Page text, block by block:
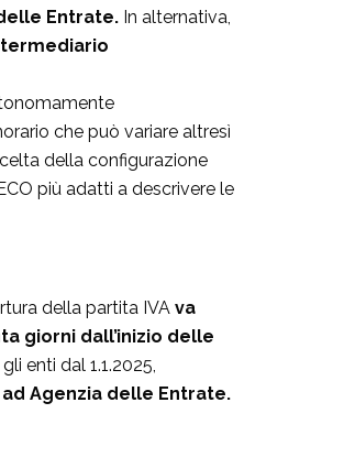
Entrate.In alternativa,
che può variare altresì
della configurazione
più adatti a descrivere le
della partita IVA va
giorni dall’inizio delle
enti dal 1.1.2025,
Agenzia delle Entrate.